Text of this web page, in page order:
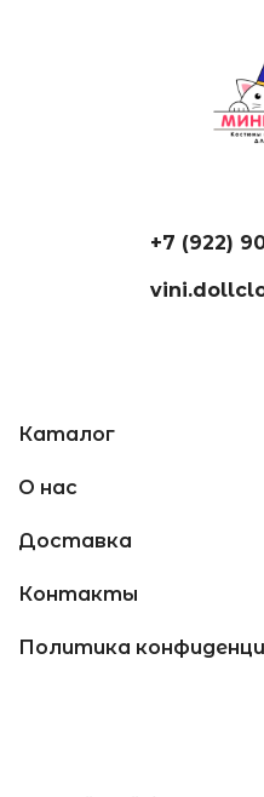
+7 (922)
Каталог
О нас
Доставка
Контакты
Политика